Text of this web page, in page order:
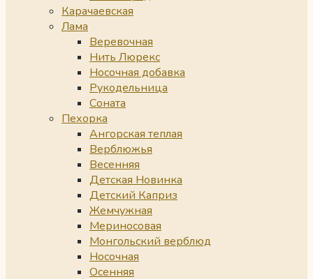
Карачаевская
Лама
Веревочная
Нить Люрекс
Носочная добавка
Рукодельница
Соната
Пехорка
Ангорская теплая
Верблюжья
Весенняя
Детская Новинка
Детский Каприз
Жемчужная
Мериносовая
Монгольский верблюд
Носочная
Осенняя